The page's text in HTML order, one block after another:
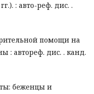
: авто-реф. дис. .
помощи на
: автореф. дис. . канд.
беженцы и